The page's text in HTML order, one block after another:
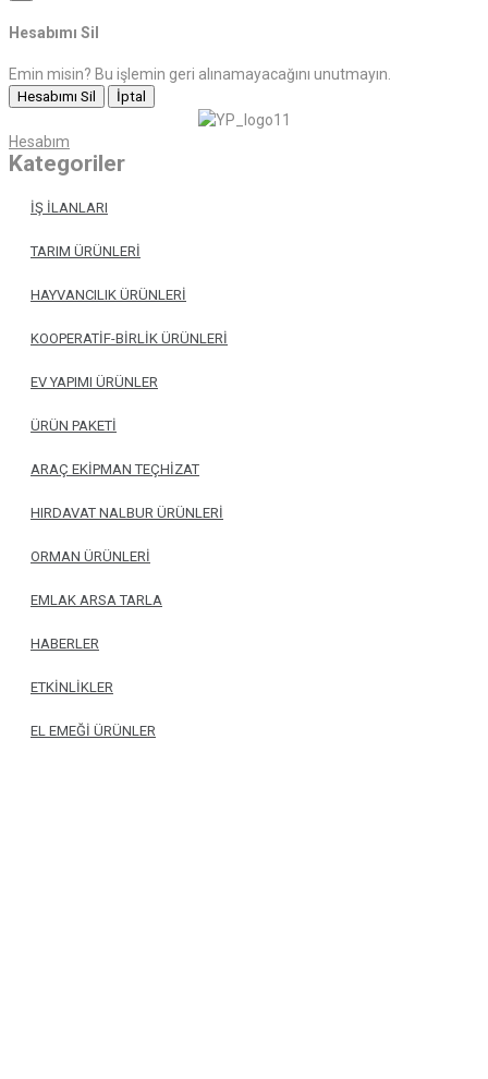
Hesabımı Sil
Emin misin? Bu işlemin geri alınamayacağını unutmayın.
Hesabımı Sil İptal
Hesabım
Kategoriler
İŞ İLANLARI
TARIM ÜRÜNLERİ
HAYVANCILIK ÜRÜNLERİ
KOOPERATİF-BİRLİK ÜRÜNLERİ
EV YAPIMI ÜRÜNLER
ÜRÜN PAKETİ
ARAÇ EKİPMAN TEÇHİZAT
HIRDAVAT NALBUR ÜRÜNLERİ
ORMAN ÜRÜNLERİ
EMLAK ARSA TARLA
HABERLER
ETKİNLİKLER
EL EMEĞİ ÜRÜNLER